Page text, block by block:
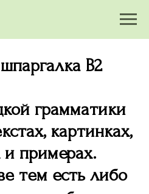
B2
грамматики
картинках,
и примерах.
тем есть либо